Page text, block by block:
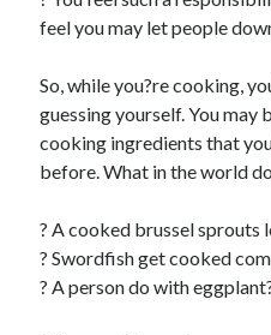
feel you may let people
So, while you?re cooking,
guessing yourself. You may
cooking ingredients that
before. What in the world
? A cooked brussel sprouts
? Swordfish get cooked
? A person do with